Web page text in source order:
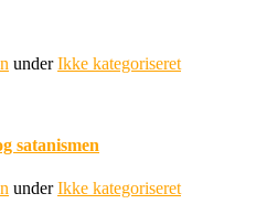
underIkke kategoriseret
satanismen
underIkke kategoriseret